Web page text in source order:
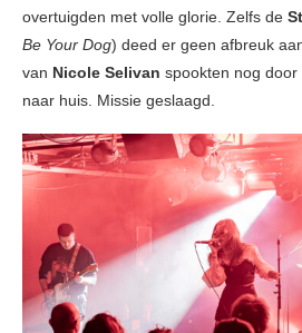
overtuigden met volle glorie. Zelfs de
Be Your Dog) deed er geen afbreuk
van Nicole Selivan spookten nog
naar huis. Missie geslaagd.